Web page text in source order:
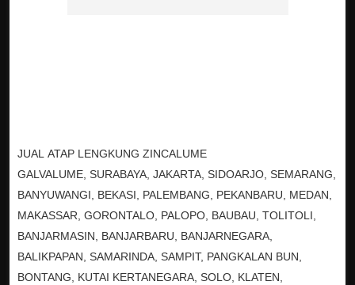
JUAL ATAP LENGKUNG ZINCALUME
GALVALUME, SURABAYA, JAKARTA, SIDOARJO, SEMARANG,
BANYUWANGI, BEKASI, PALEMBANG, PEKANBARU, MEDAN,
MAKASSAR, GORONTALO, PALOPO, BAUBAU, TOLITOLI,
BANJARMASIN, BANJARBARU, BANJARNEGARA,
BALIKPAPAN, SAMARINDA, SAMPIT, PANGKALAN BUN,
BONTANG, KUTAI KERTANEGARA, SOLO, KLATEN,